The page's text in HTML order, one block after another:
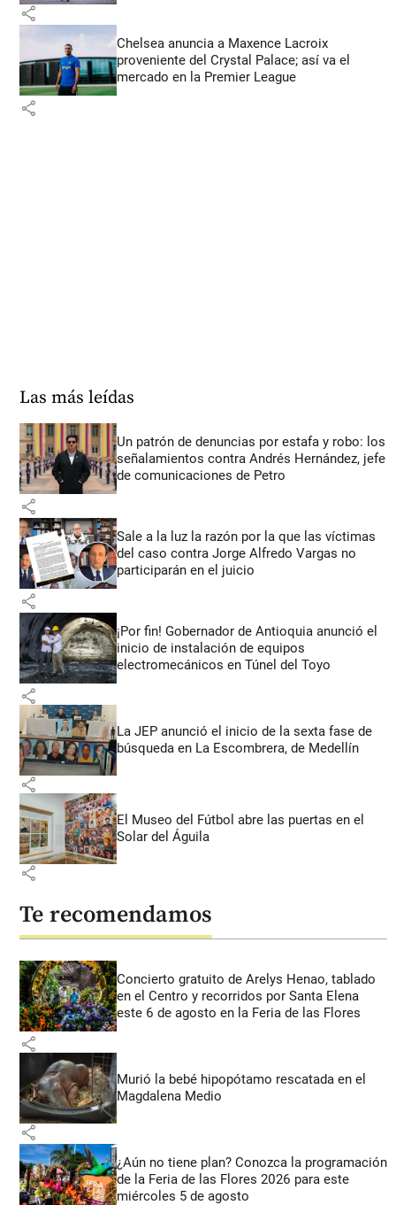
share
Chelsea anuncia a Maxence Lacroix
proveniente del Crystal Palace; así va el
mercado en la Premier League
share
Las más leídas
Un patrón de denuncias por estafa y robo: los
señalamientos contra Andrés Hernández, jefe
de comunicaciones de Petro
share
Sale a la luz la razón por la que las víctimas
del caso contra Jorge Alfredo Vargas no
participarán en el juicio
share
¡Por fin! Gobernador de Antioquia anunció el
inicio de instalación de equipos
electromecánicos en Túnel del Toyo
share
La JEP anunció el inicio de la sexta fase de
búsqueda en La Escombrera, de Medellín
share
El Museo del Fútbol abre las puertas en el
Solar del Águila
share
Te recomendamos
Concierto gratuito de Arelys Henao, tablado
en el Centro y recorridos por Santa Elena
este 6 de agosto en la Feria de las Flores
share
Murió la bebé hipopótamo rescatada en el
Magdalena Medio
share
¿Aún no tiene plan? Conozca la programación
de la Feria de las Flores 2026 para este
miércoles 5 de agosto